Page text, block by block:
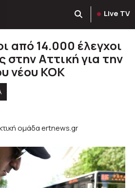
Live TV
από 14.000 έλεγχοι
στην Αττική για την
νέου ΚΟΚ
ομάδα ertnews.gr